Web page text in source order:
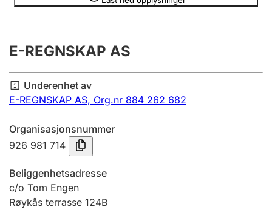
Årsregnskap
Innsending og forsinkelsesgebyr
Tinglysing
Jeger
Betaling og jegeravgiftskort
E-REGNSKAP AS
Underenhet av
E-REGNSKAP AS, Org.nr 884 262 682
Organisasjonsnummer
926 981 714
Beliggenhetsadresse
c/o Tom Engen
Røykås terrasse 124B